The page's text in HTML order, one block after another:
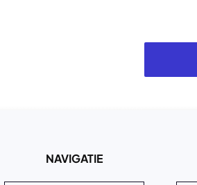
NAVIGATIE